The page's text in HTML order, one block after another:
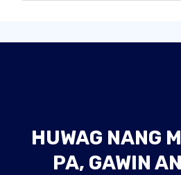
HUWAG NANG
PA, GAWIN